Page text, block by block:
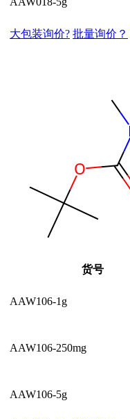
大包装询价? 批量询价？
货号
AAW106-1g
AAW106-250mg
AAW106-5g